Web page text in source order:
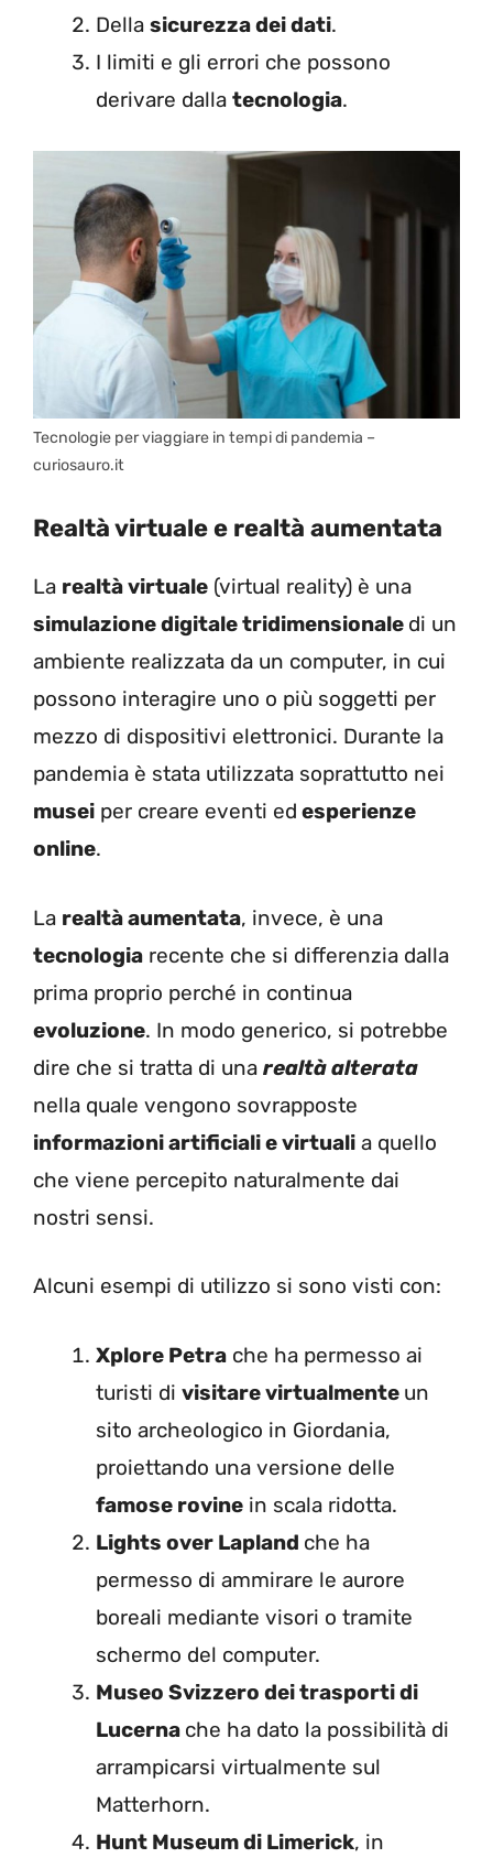
Della sicurezza dei dati.
I limiti e gli errori che possono
derivare dalla tecnologia.
Tecnologie per viaggiare in tempi di pandemia –
curiosauro.it
Realtà virtuale e realtà aumentata
La realtà virtuale (virtual reality) è una
simulazione digitale tridimensionale di un
ambiente realizzata da un computer, in cui
possono interagire uno o più soggetti per
mezzo di dispositivi elettronici. Durante la
pandemia è stata utilizzata soprattutto nei
musei per creare eventi ed esperienze
online.
La realtà aumentata, invece, è una
tecnologia recente che si differenzia dalla
prima proprio perché in continua
evoluzione. In modo generico, si potrebbe
dire che si tratta di una realtà alterata
nella quale vengono sovrapposte
informazioni artificiali e virtuali a quello
che viene percepito naturalmente dai
nostri sensi.
Alcuni esempi di utilizzo si sono visti con:
Xplore Petra che ha permesso ai
turisti di visitare virtualmente un
sito archeologico in Giordania,
proiettando una versione delle
famose rovine in scala ridotta.
Lights over Lapland che ha
permesso di ammirare le aurore
boreali mediante visori o tramite
schermo del computer.
Museo Svizzero dei trasporti di
Lucerna che ha dato la possibilità di
arrampicarsi virtualmente sul
Matterhorn.
Hunt Museum di Limerick, in